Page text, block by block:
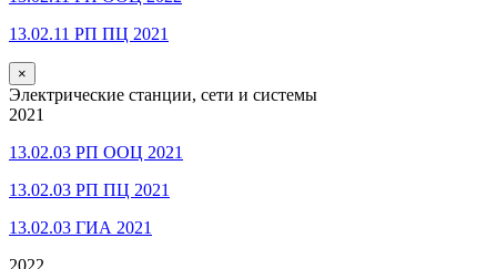
13.02.11 РП ПЦ 2021
×
Электрические станции, сети и системы
2021
13.02.03 РП ООЦ 2021
13.02.03 РП ПЦ 2021
13.02.03 ГИА 2021
2022